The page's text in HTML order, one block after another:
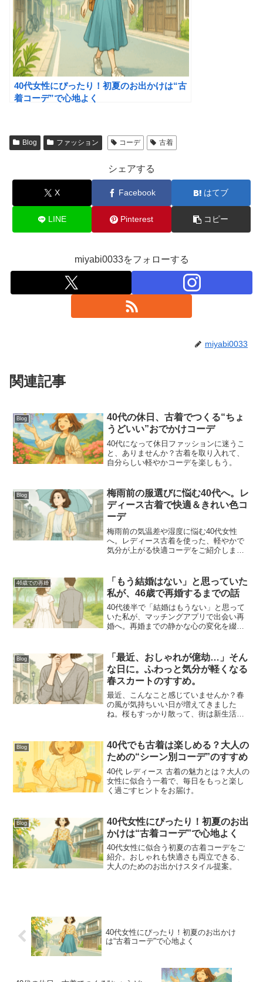
40代女性にぴったり！初夏のお出かけは“古
着コーデ”で心地よく
Blog ファッション コーデ 古着
シェアする
X Facebook はてブ
LINE Pinterest コピー
miyabi0033をフォローする
miyabi0033
関連記事
Blog
40代の休日、古着でつくる“ちょ
うどいい”おでかけコーデ
40代になって休日ファッションに迷うこ
と、ありませんか？古着を取り入れて、
自分らしい軽やかコーデを楽しもう。
Blog
梅雨前の服選びに悩む40代へ。レ
ディース古着で快適＆きれい色コ
ーデ
梅雨前の気温差や湿度に悩む40代女性
へ。レディース古着を使った、軽やかで
気分が上がる快適コーデをご紹介しま
46歳での再婚
「もう結婚はない」と思っていた
私が、46歳で再婚するまでの話
40代後半で「結婚はもうない」と思って
いた私が、マッチングアプリで出会い再
婚へ。再婚までの静かな心の変化を綴り
Blog
「最近、おしゃれが億劫…」そん
な日に。ふわっと気分が軽くなる
春スカートのすすめ。
最近、こんなこと感じていませんか？春
の風が気持ちいい日が増えてきました
ね。桜もすっかり散って、街は新生活モ
わからない」「気づけば、毎日デニムと
グレーのカーディガンばかり...
Blog
40代でも古着は楽しめる？大人の
ための“シーン別コーデ”のすすめ
40代 レディース 古着の魅力とは？大人の
女性に似合う一着で、毎日をもっと楽し
く過ごすヒントをお届け。
Blog
40代女性にぴったり！初夏のお出
かけは“古着コーデ”で心地よく
40代女性に似合う初夏の古着コーデをご
紹介。おしゃれも快適さも両立できる、
大人のためのお出かけスタイル提案。
40代女性にぴったり！初夏のお出かけ
は“古着コーデ”で心地よく